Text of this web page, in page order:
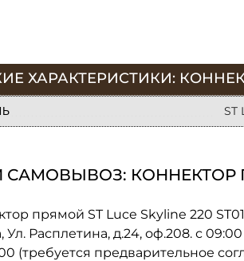
ХАРАКТЕРИСТИКИ:
ST
КОННЕКТОР
прямой ST Luce Skyline 220
Ул. Расплетина, д.24, оф.208. с
(требуется предварительное